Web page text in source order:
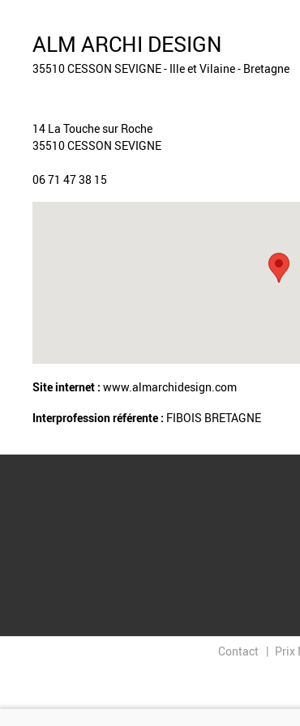
ALM ARCHI DESIGN
35510 CESSON SEVIGNE - Ille et Vilaine - Bretagne
14 La Touche sur Roche
35510 CESSON SEVIGNE
06 71 47 38 15
Site internet : www.almarchidesign.com
Interprofession référente : FIBOIS BRETAGNE
Contact Prix